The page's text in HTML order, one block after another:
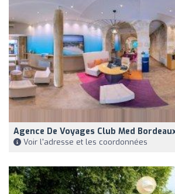
Agence De Voyages Club Med
Voir l'adresse et les coordonnées